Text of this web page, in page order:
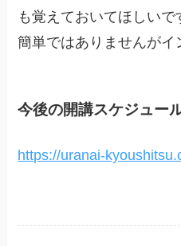
も覚えておいてほしいで
簡単ではありませんがイ
今後の開講スケジュー
https://uranai-